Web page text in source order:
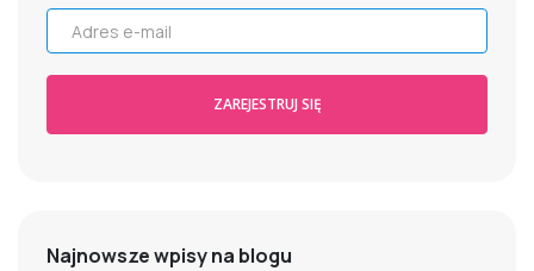
Adres e-mail
ZAREJESTRUJ SIĘ
Najnowsze wpisy na blogu